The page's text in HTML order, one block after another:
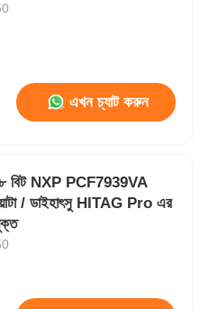
এখন চ্যাট করুন
বিট NXP PCF7939VA
/ ডাইহাৎসু HITAG Pro এর